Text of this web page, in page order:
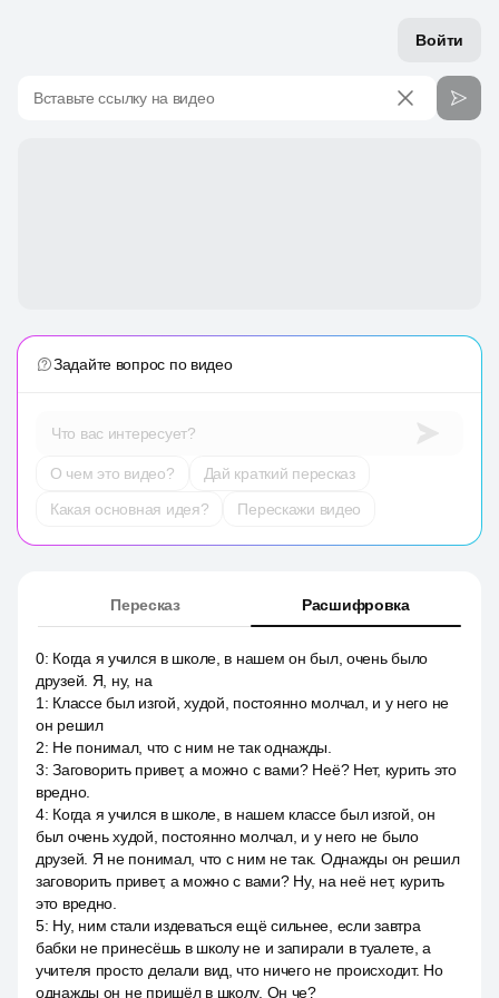
Войти
Вставьте ссылку на видео
Задайте вопрос по видео
Что вас интересует?
О чем это видео?
Дай краткий пересказ
Какая основная идея?
Перескажи видео
Пересказ Расшифровка
0: Когда я учился в школе, в нашем он был, очень было
друзей. Я, ну, на
1 : Классе был изгой, худой, постоянно молчал, и у него не
он решил
2: Не понимал, что с ним не так однажды.
3:Заговорить привет, а можно с вами? Неё? Нет, курить это
вредно.
4: Когда я учился в школе, в нашем классе был изгой, он
был очень худой, постоянно молчал, и у него не было
друзей. Я не понимал, что с ним не так. Однажды он решил
заговорить привет, а можно с вами? Ну, на неё нет, курить
это вредно.
5: Ну, ним стали издеваться ещё сильнее, если завтра
бабки не принесёшь в школу не и запирали в туалете, а
учителя просто делали вид, что ничего не происходит. Но
однажды он не пришёл в школу. Он че?